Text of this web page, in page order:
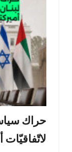
حراك
لاتّفاقيّات